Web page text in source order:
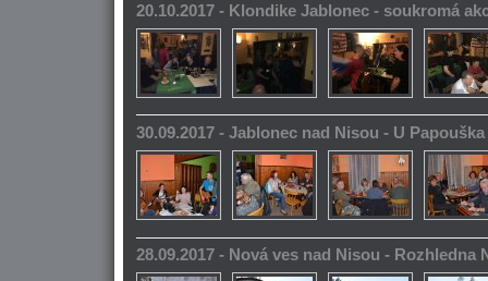
20.10.2017 - Klondike Jablonec - soukromá
30.09.2017 - Jablonec nad Nisou - U
28.09.2017 - Nová ves nad Nisou - Rozhledna